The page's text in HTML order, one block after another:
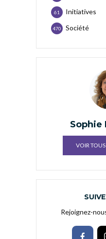
Initiatives
61
Société
470
Sophie
VOIR TOUS
Rejoignez-